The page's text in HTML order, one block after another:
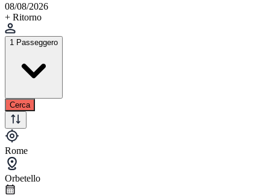
08/08/2026
+ Ritorno
1 Passeggero
Cerca
Rome
Orbetello